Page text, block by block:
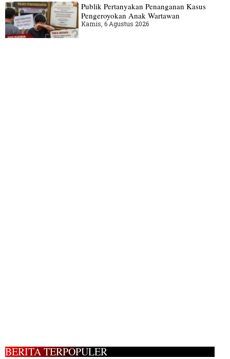
Publik Pertanyakan Penanganan Kasus
Pengeroyokan Anak Wartawan
Kamis, 6 Agustus 2026
BERITA TERPOPULER